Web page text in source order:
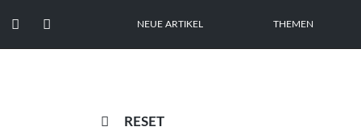
  NEUE ARTIKEL THEMEN
 RESET